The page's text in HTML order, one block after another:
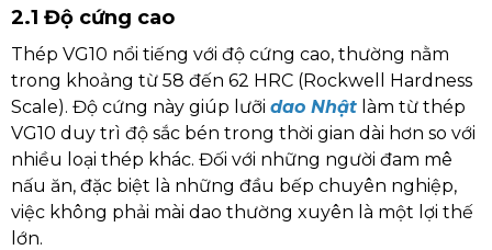
2.1 Độ cứng cao
Thép VG10 nổi tiếng với độ cứng cao, thường nằm
trong khoảng từ 58 đến 62 HRC (Rockwell Hardness
Scale). Độ cứng này giúp lưỡi dao Nhật làm từ thép
VG10 duy trì độ sắc bén trong thời gian dài hơn so với
nhiều loại thép khác. Đối với những người đam mê
nấu ăn, đặc biệt là những đầu bếp chuyên nghiệp,
việc không phải mài dao thường xuyên là một lợi thế
lớn.